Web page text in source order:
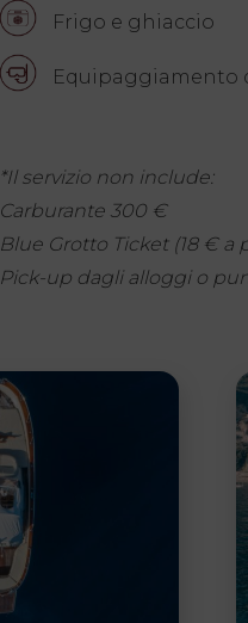
Frigo e ghiaccio
Equipaggiamento
*Il servizio non include:
Carburante 300 €
Blue Grotto Ticket (18 € a
Pick-up dagli alloggi o